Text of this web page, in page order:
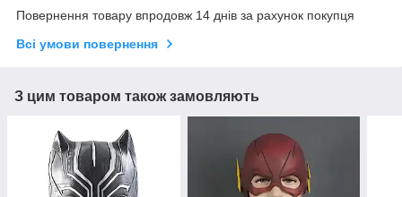
Повернення товару впродовж 14 днів за рахунок покупця
Всі умови повернення
З цим товаром також замовляють